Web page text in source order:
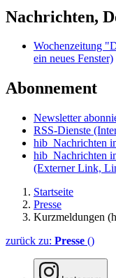
Nachrichten,
Wochenzeitung
ein neues Fenster)
Abonnement
Newsletter
RSS-Dienste
hib_Nachrichten
hib_Nachrichten
(Externer Link,
Startseite
Presse
Kurzmeldungen
zurück zu: Presse ()